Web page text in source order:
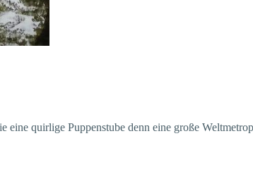
quirlige Puppenstube denn eine große